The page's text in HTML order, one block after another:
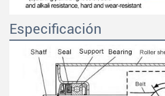
Especificación